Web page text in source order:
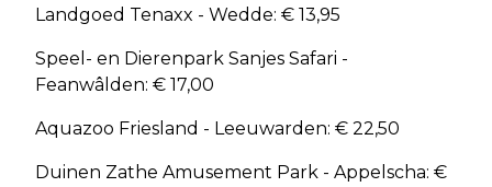
Landgoed Tenaxx - Wedde: € 13,95
Speel- en Dierenpark Sanjes Safari -
Feanwâlden: € 17,00
Aquazoo Friesland - Leeuwarden: € 22,50
Duinen Zathe Amusement Park - Appelscha: €